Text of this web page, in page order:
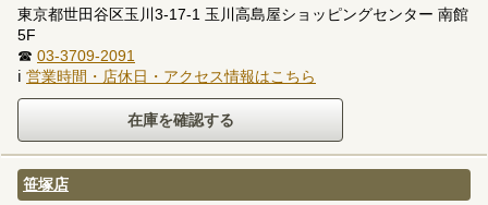
東京都世田谷区玉川3-17-1 玉川高島屋ショッピングセンター 南館
5F
☎ 03-3709-2091
ℹ 営業時間・店休日・アクセス情報はこちら
笹塚店